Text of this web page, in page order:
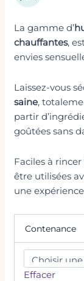
La gamme d’
chauffantes,
envies
Laissez-vous
saine,
partir
goûtées sans
Faciles à
être utilisées
une
Contenance
Effacer